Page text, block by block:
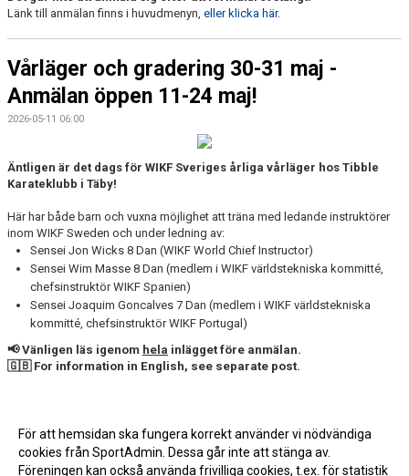
Länk till anmälan finns i huvudmenyn, eller klicka här.
Vårläger och gradering 30-31 maj -
Anmälan öppen 11-24 maj!
2026-05-11 06:00
Äntligen är det dags för WIKF Sveriges årliga vårläger hos Tibble
Karateklubb i Täby!
Här har både barn och vuxna möjlighet att träna med ledande instruktörer
inom WIKF Sweden och under ledning av:
Sensei Jon Wicks 8 Dan (WIKF World Chief Instructor)
Sensei Wim Masse 8 Dan (medlem i WIKF världstekniska kommitté,
chefsinstruktör WIKF Spanien)
Sensei Joaquim Goncalves 7 Dan (medlem i WIKF världstekniska
kommitté, chefsinstruktör WIKF Portugal)
📢 Vänligen läs igenom hela inlägget före anmälan.
🇬🇧 For information in English, see separate post.
Fler nyheter >>
För att hemsidan ska fungera korrekt använder vi nödvändiga
cookies från SportAdmin. Dessa går inte att stänga av.
Föreningen kan också använda frivilliga cookies, t.ex. för statistik